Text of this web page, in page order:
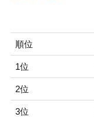
順位
1位
2位
3位